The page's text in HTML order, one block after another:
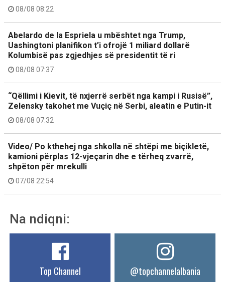
08/08 08:22
Abelardo de la Espriela u mbështet nga Trump,
Uashingtoni planifikon t’i ofrojë 1 miliard dollarë
Kolumbisë pas zgjedhjes së presidentit të ri
08/08 07:37
“Qëllimi i Kievit, të nxjerrë serbët nga kampi i Rusisë”,
Zelensky takohet me Vuçiç në Serbi, aleatin e Putin-it
08/08 07:32
Video/ Po kthehej nga shkolla në shtëpi me biçikletë,
kamioni përplas 12-vjeçarin dhe e tërheq zvarrë,
shpëton për mrekulli
07/08 22:54
Na ndiqni:
Top Channel @topchannelalbania